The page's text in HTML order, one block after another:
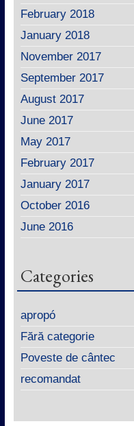
February 2018
January 2018
November 2017
September 2017
August 2017
June 2017
May 2017
February 2017
January 2017
October 2016
June 2016
Categories
apropó
Fără categorie
Poveste de cântec
recomandat